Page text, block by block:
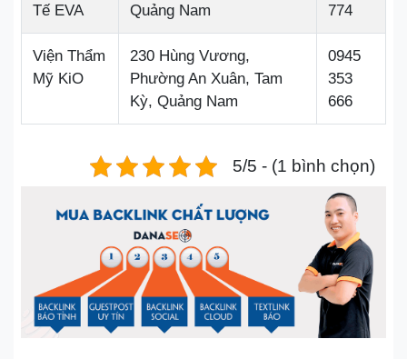
Tế EVA
Quảng Nam
774
Viện Thẩm
Mỹ KiO
230 Hùng Vương,
Phường An Xuân, Tam
Kỳ, Quảng Nam
0945
353
666
5/5 - (1 bình chọn)